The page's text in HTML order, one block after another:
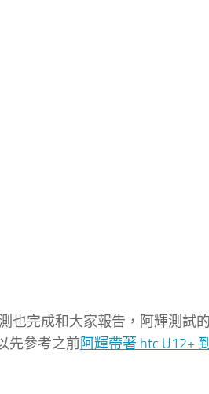
也完成和大家報告，阿輝測試
先參考之前阿輝帶著 htc U12+